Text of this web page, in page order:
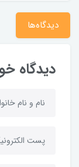
دیدگاه‌ها
دیدگاه